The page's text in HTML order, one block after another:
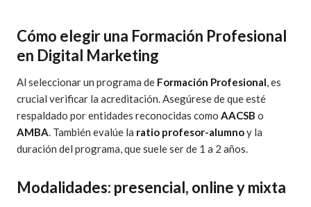
Cómo elegir una Formación Profesional
en Digital Marketing
Al seleccionar un programa de Formación Profesional, es
crucial verificar la acreditación. Asegúrese de que esté
respaldado por entidades reconocidas como AACSB o
AMBA. También evalúe la ratio profesor-alumnoy la
duración del programa, que suele ser de 1 a 2 años.
Modalidades: presencial, online y mixta